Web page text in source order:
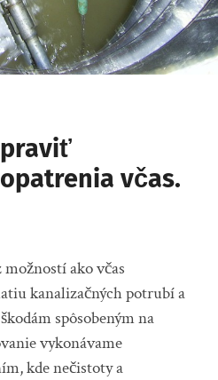
včas.
ako včas
kanalizačných potrubí a
spôsobeným na
vykonávame
kde nečistoty a